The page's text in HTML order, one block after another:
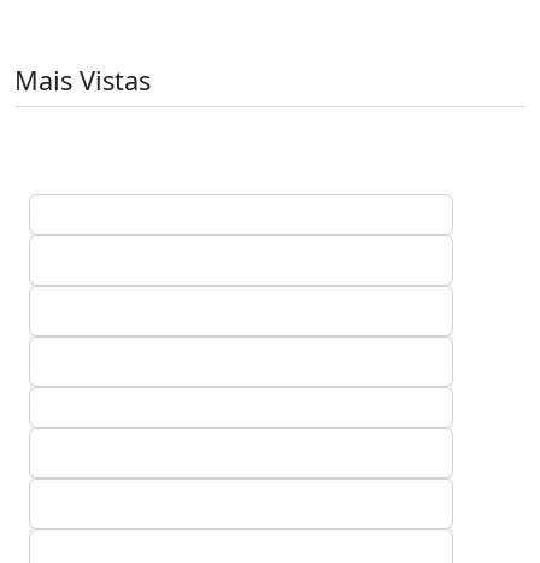
Mais Vistas